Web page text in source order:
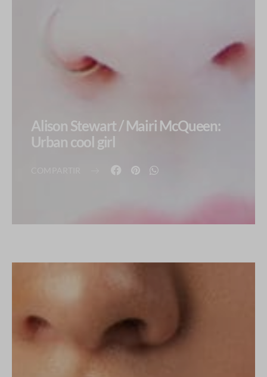
Alison Stewart / Mairi McQueen:
Urban cool girl